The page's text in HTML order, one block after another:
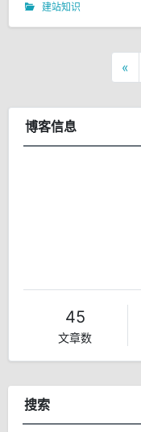
建站知识
«
博客信息
45
文章数
搜索